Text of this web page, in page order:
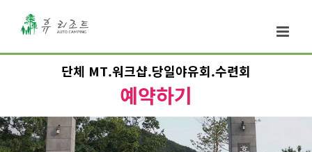
단체 MT.워크샵.당일야유회.수련회
예약하기